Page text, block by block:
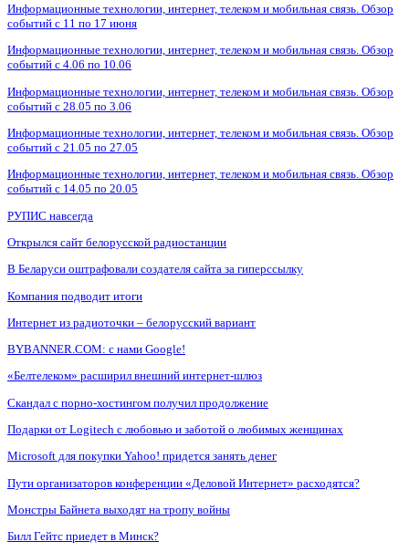
Информационные технологии, интернет, телеком и мобильная связь. Обзор
событий с 11 по 17 июня
Информационные технологии, интернет, телеком и мобильная связь. Обзор
событий с 4.06 по 10.06
Информационные технологии, интернет, телеком и мобильная связь. Обзор
событий с 28.05 по 3.06
Информационные технологии, интернет, телеком и мобильная связь. Обзор
событий с 21.05 по 27.05
Информационные технологии, интернет, телеком и мобильная связь. Обзор
событий с 14.05 по 20.05
РУПИС навсегда
Открылся сайт белорусской радиостанции
В Беларуси оштрафовали создателя сайта за гиперссылку
Компания подводит итоги
Интернет из радиоточки – белорусский вариант
BYBANNER.COM: c нами Google!
«Белтелеком» расширил внешний интернет-шлюз
Скандал с порно-хостингом получил продолжение
Подарки от Logitech с любовью и заботой о любимых женщинах
Microsoft для покупки Yahoo! придется занять денег
Пути организаторов конференции «Деловой Интернет» расходятся?
Монстры Байнета выходят на тропу войны
Билл Гейтс приедет в Минск?